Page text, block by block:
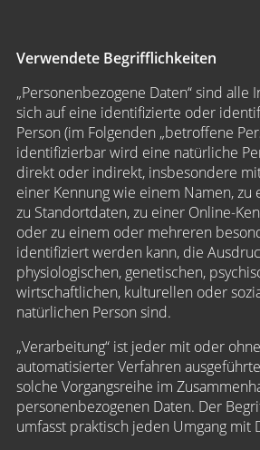
Verwendete Begrifflichkeiten
„Personenbezogene Daten“ sind alle
sich auf eine identifizierte oder
Person (im Folgenden „betroffene
identifizierbar wird eine natürliche
direkt oder indirekt, insbesondere
einer Kennung wie einem Namen, zu
zu Standortdaten, zu einer Online-
oder zu einem oder mehreren
identifiziert werden kann, die
physiologischen, genetischen,
wirtschaftlichen, kulturellen oder
natürlichen Person sind.
„Verarbeitung“ ist jeder mit oder
automatisierter Verfahren
solche Vorgangsreihe im
personenbezogenen Daten. Der
umfasst praktisch jeden Umgang mit